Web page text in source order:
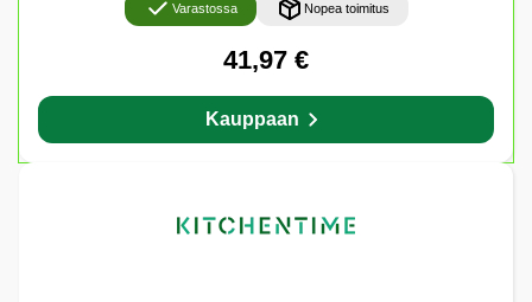
Varastossa Nopea toimitus
41,97 €
Kauppaan